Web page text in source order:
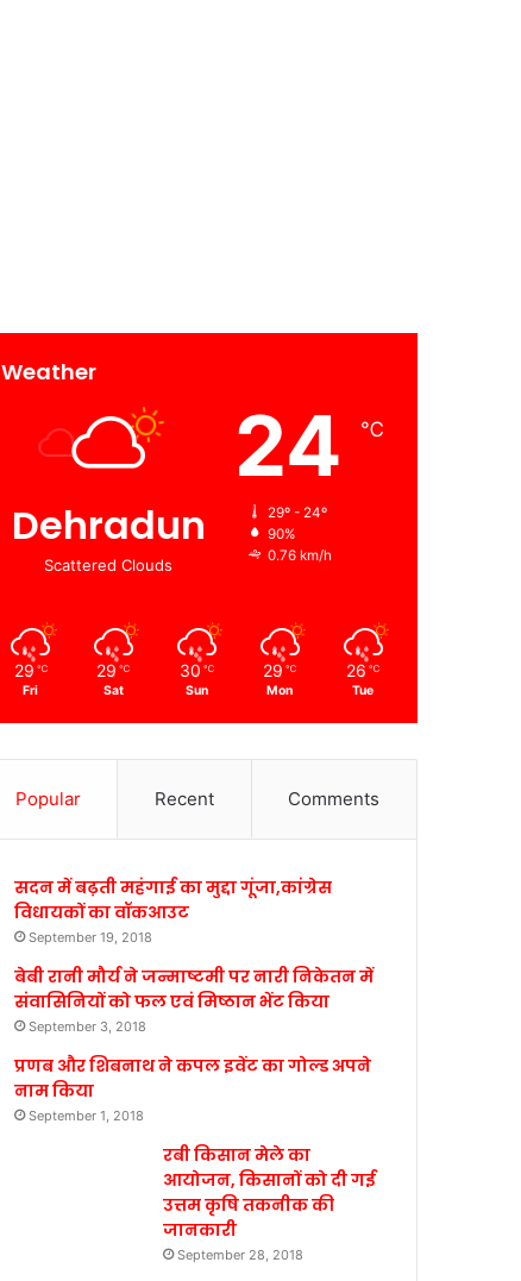
Weather
Dehradun
Scattered Clouds
24 ℃
29º - 24º
90%
0.76 km/h
29 ℃
Fri
29 ℃
Sat
30 ℃
Sun
29 ℃
Mon
26 ℃
Tue
Popular Recent Comments
सदन में बढ़ती महंगाई का मुद्दा गूंजा,कांग्रेस
विधायकों का वॉकआउट
September 19, 2018
बेबी रानी मौर्य ने जन्माष्टमी पर नारी निकेतन में
संवासिनियों को फल एवं मिष्ठान भेंट किया
September 3, 2018
प्रणब और शिबनाथ ने कपल इवेंट का गोल्ड अपने
नाम किया
September 1, 2018
रबी किसान मेले का
आयोजन, किसानों को दी गई
उत्तम कृषि तकनीक की
जानकारी
September 28, 2018